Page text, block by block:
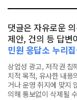
댓글은 자유로운
제안, 건의 등 답변
민원 응답소 누리
상업성 광고, 저작권 침
치적 목적, 유사한 내용
거나 운영 취지에 맞지
의해 통보없이 삭제될